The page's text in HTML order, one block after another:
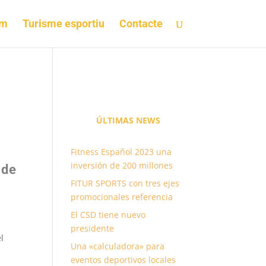
Turisme esportiu Contacte
ÚLTIMAS NEWS
Fitness Español 2023 una
inversión de 200 millones
FITUR SPORTS con tres ejes
promocionales referencia
El CSD tiene nuevo
presidente
Una «calculadora» para
eventos deportivos locales